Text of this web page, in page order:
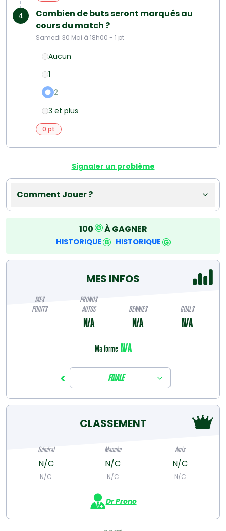
4
Combien de buts seront marqués au
cours du match ?
Samedi 30 Mai à 18h00 - 1 pt
Aucun
1
2
3 et plus
0 pt
Signaler un problème
Comment Jouer ?
100 À GAGNER
HISTORIQUE HISTORIQUE
MES INFOS
MES
POINTS
PRONOS
AUTOS
N/A
BENNIES
N/A
GOALS
N/A
Ma forme N/A
< FINALE
CLASSEMENT
Général
N/C
N/C
Manche
N/C
N/C
Amis
N/C
N/C
Dr Prono